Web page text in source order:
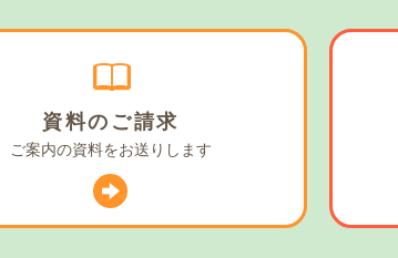
資料の ご請求
ご案内の資料をお送りします